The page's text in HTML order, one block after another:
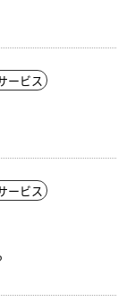
ービス
ービス